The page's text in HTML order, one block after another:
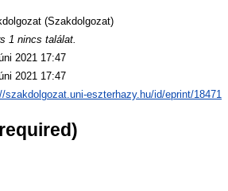
(Szakdolgozat)
1 nincs találat.
2021 17:47
2021 17:47
szakdolgozat.uni-eszterhazy.hu/id/eprint/18471